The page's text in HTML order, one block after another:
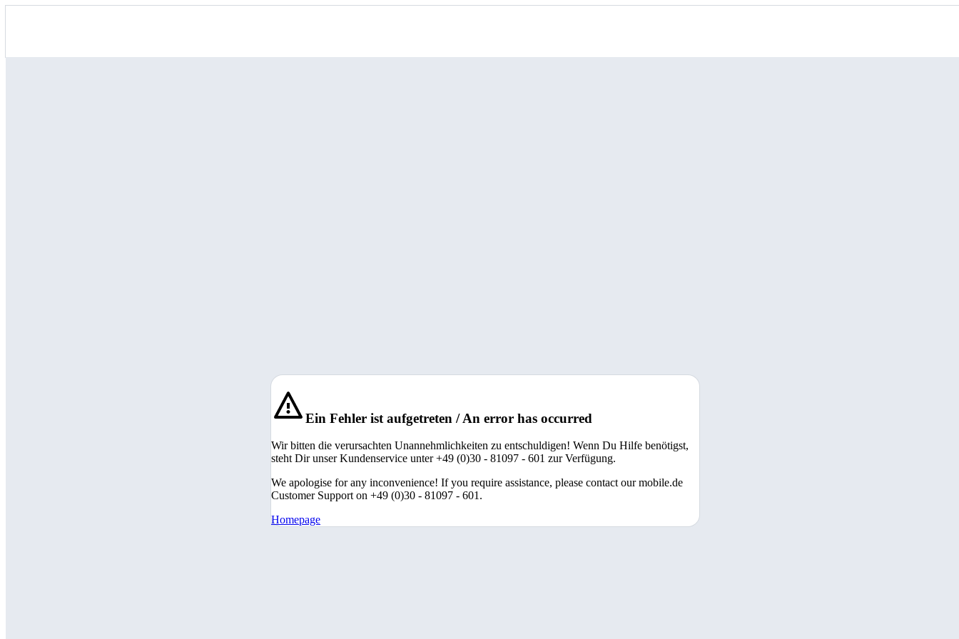
Ein Fehler ist aufgetreten / An error has occurred
Wir bitten die verursachten Unannehmlichkeiten zu entschuldigen! Wenn Du Hilfe benötigst,
steht Dir unser Kundenservice unter +49 (0)30 - 81097 - 601 zur Verfügung.
We apologise for any inconvenience! If you require assistance, please contact our mobile.de
Customer Support on +49 (0)30 - 81097 - 601.
Homepage